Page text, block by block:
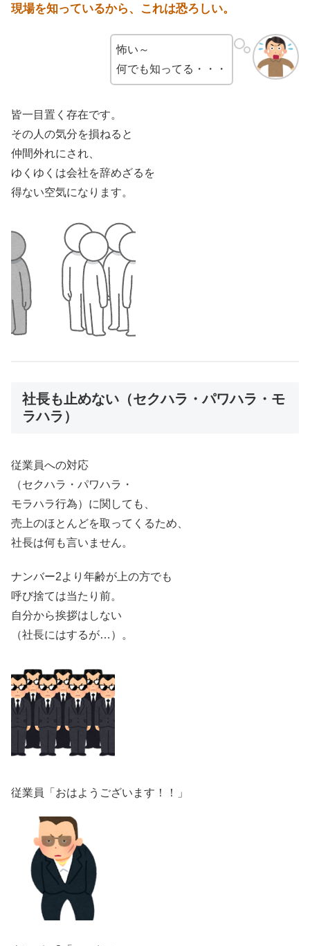
現場を知っているから、これは恐ろしい。
怖い～
何でも知ってる・・・
皆一目置く存在です。
その人の気分を損ねると
仲間外れにされ、
ゆくゆくは会社を辞めざるを
得ない空気になります。
社長も止めない（セクハラ・パワハラ・モ
ラハラ）
従業員への対応
（セクハラ・パワハラ・
モラハラ行為）に関しても、
売上のほとんどを取ってくるため、
社長は何も言いません。
ナンバー2より年齢が上の方でも
呼び捨ては当たり前。
自分から挨拶はしない
（社長にはするが…）。
従業員「おはようございます！！」